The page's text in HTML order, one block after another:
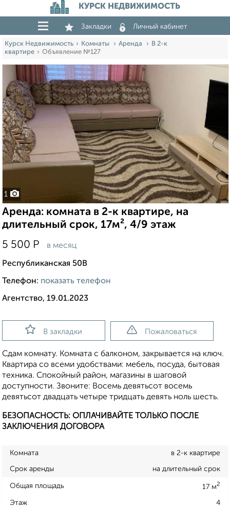
КУРСК НЕДВИЖИМОСТЬ
Закладки Личный кабинет
Курск Недвижимость Комнаты Аренда
В 2-к
квартире
Объявление №127
1
Аренда: комната в 2-к квартире, на
длительный срок, 17м², 4/9 этаж
5 500 Р в месяц
Республиканская 50В
Телефон: показать телефон
Агентство, 19.01.2023
В закладки Пожаловаться
Сдам комнату. Комната с балконом, закрывается на ключ.
Квартира со всеми удобствами: мебель, посуда, бытовая
техника. Спокойный район, магазины в шаговой
доступности. Звоните: Восемь девятьсот восемь
девятьсот двадцать четыре тридцать девять ноль шесть.
БЕЗОПАСНОСТЬ: ОПЛАЧИВАЙТЕ ТОЛЬКО ПОСЛЕ
ЗАКЛЮЧЕНИЯ ДОГОВОРА
Комната в 2-к квартире
Срок аренды на длительный срок
Общая площадь 17 м2
Этаж 4